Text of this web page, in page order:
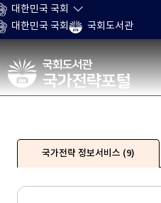
본문 바로가기
대한민국 국회
대한민국 국회
국회도서관
국가전략포털
국가전략 정보서비스 (9)